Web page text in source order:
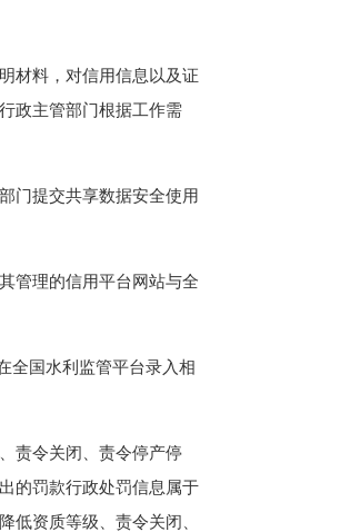
材料，对信用信息以及证
政主管部门根据工作需
门提交共享数据安全使用
管理的信用平台网站与全
国水利监管平台录入相
责令关闭、责令停产停
的罚款行政处罚信息属于
低资质等级、责令关闭、